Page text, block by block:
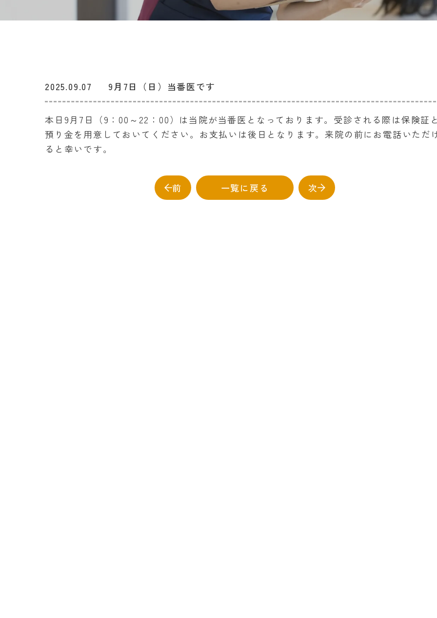
2025.09.07 9月7日（日）当番医です
本日9月7日（9：00～22：00）は当院が当番医となっております。受診される際は保険証
預り金を用意しておいてください。お支払いは後日となります。来院の前にお電話いただ
ると幸いです。
前 一覧に戻る 次